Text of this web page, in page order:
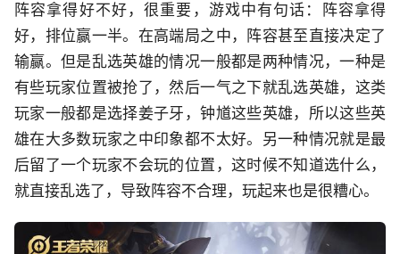
阵容拿得好不好，很重要，游戏中有句话：阵容拿得
好，排位赢一半。在高端局之中，阵容甚至直接决定了
输赢。但是乱选英雄的情况一般都是两种情况，一种是
有些玩家位置被抢了，然后一气之下就乱选英雄，这类
玩家一般都是选择姜子牙，钟馗这些英雄，所以这些英
雄在大多数玩家之中印象都不太好。另一种情况就是最
后留了一个玩家不会玩的位置，这时候不知道选什么，
就直接乱选了，导致阵容不合理，玩起来也是很糟心。